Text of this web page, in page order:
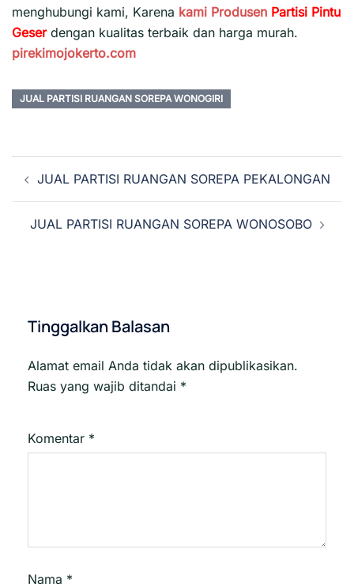
menghubungi kami, Karena kami Produsen Partisi Pintu
Geser dengan kualitas terbaik dan harga murah.
pirekimojokerto.com
JUAL PARTISI RUANGAN SOREPA WONOGIRI
Navigasi
Tulisan
JUAL PARTISI RUANGAN SOREPA PEKALONGAN
JUAL PARTISI RUANGAN SOREPA WONOSOBO
Tinggalkan Balasan
Alamat email Anda tidak akan dipublikasikan.
Ruas yang wajib ditandai *
Komentar *
Nama *